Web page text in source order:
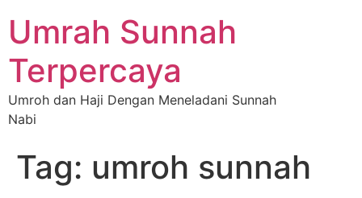
Umrah Sunnah
Terpercaya
Umroh dan Haji Dengan Meneladani Sunnah
Nabi
Tag: umroh sunnah